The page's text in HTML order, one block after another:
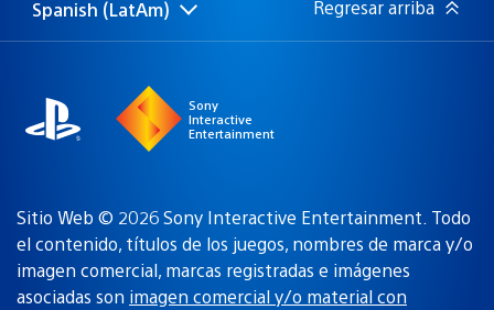
Elige
una
Región
actual:
Spanish (LatAm) Regresar arriba
Sony
Interactive
Entertainment
Sitio Web © 2026 Sony Interactive Entertainment. Todo
el contenido, títulos de los juegos, nombres de marca y/o
imagen comercial, marcas registradas e imágenes
asociadas son imagen comercial y/o material con